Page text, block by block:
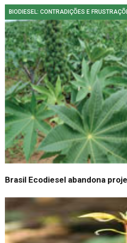
BIODIESEL: CONTRADIÇÕES E
Brasil Ecodiesel abandona